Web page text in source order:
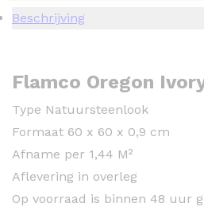
Beschrijving
Flamco Oregon
Type Natuursteenlook
Formaat 60 x 60 x 0,9 cm
Afname per 1,44 M²
Aflevering in overleg
Op voorraad is binnen 48 uur